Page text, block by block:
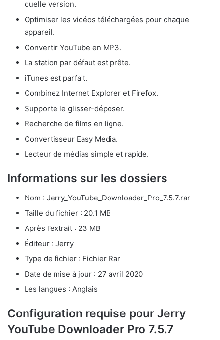
quelle version.
Optimiser les vidéos téléchargées pour chaque
appareil.
Convertir YouTube en MP3.
La station par défaut est prête.
iTunes est parfait.
Combinez Internet Explorer et Firefox.
Supporte le glisser-déposer.
Recherche de films en ligne.
Convertisseur Easy Media.
Lecteur de médias simple et rapide.
Informations sur les dossiers
Nom : Jerry_YouTube_Downloader_Pro_7.5.7.rar
Taille du fichier : 20.1 MB
Après l’extrait : 23 MB
Éditeur : Jerry
Type de fichier : Fichier Rar
Date de mise à jour : 27 avril 2020
Les langues : Anglais
Configuration requise pour Jerry
YouTube Downloader Pro 7.5.7